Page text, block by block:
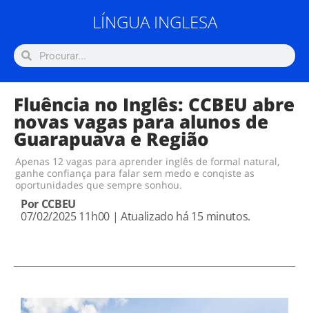
LÍNGUA INGLESA
Fluência no Inglês: CCBEU abre
novas vagas para alunos de
Guarapuava e Região
Apenas 12 vagas para aprender inglês de formal natural,
ganhe confiança para falar sem medo e conqiste as
oportunidades que sempre sonhou.
Por CCBEU
07/02/2025 11h00 | Atualizado há 15 minutos.